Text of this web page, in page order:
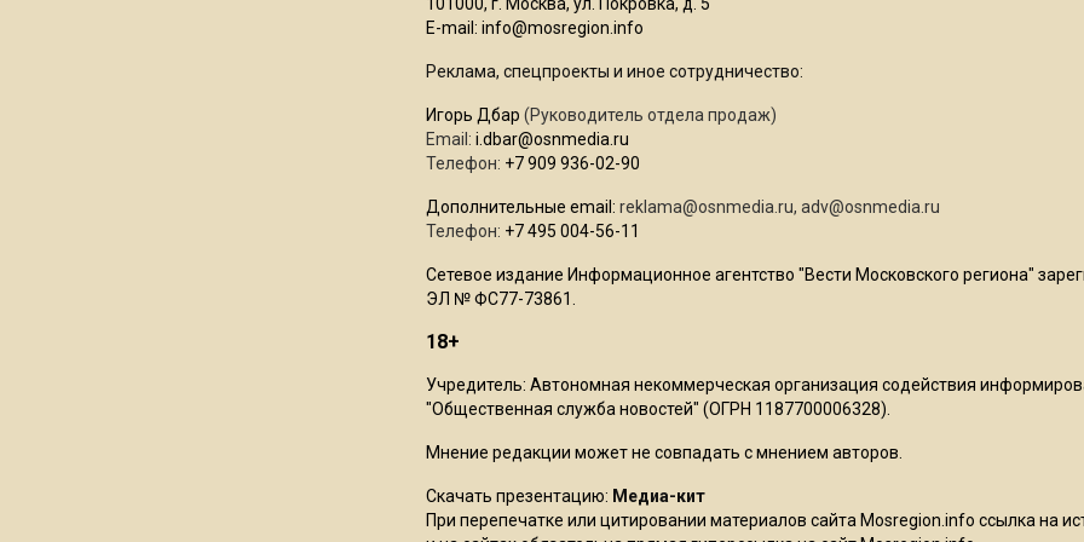
E-mail: info@mosregion.info
Реклама, спецпроекты и иное сотрудничество:
Игорь Дбар (Руководитель отдела продаж)
Email: i.dbar@osnmedia.ru
Телефон: +7 909 936-02-90
Дополнительные email: reklama@osnmedia.ru, adv@osnmedia.ru
Телефон: +7 495 004-56-11
Сетевое издание Информационное агентство "Вести Московского региона"
ЭЛ № ФС77-73861.
18+
Учредитель: Автономная некоммерческая организация содействия
"Общественная служба новостей" (ОГРН 1187700006328).
Мнение редакции может не совпадать с мнением авторов.
Скачать презентацию: Медиа-кит
При перепечатке или цитировании материалов сайта Mosregion.info ссылка на